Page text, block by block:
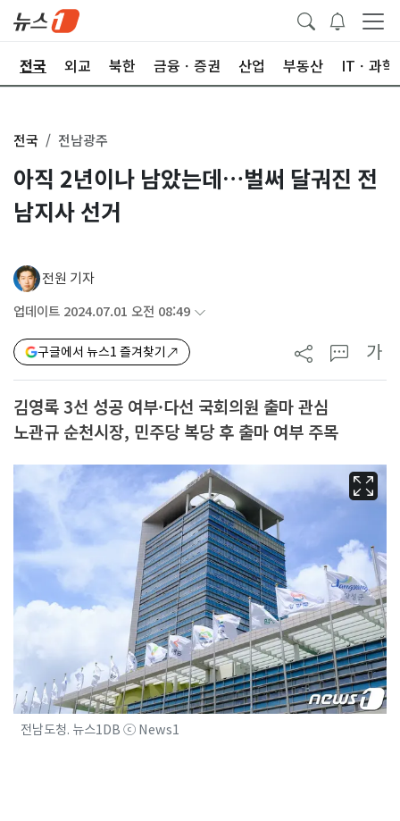
전국 외교 북한 금융ㆍ증권 산업 부동산 ITㆍ과학
전국 전남광주
아직 2년이나 남았는데…벌써 달궈진 전
남지사 선거
전원 기자
업데이트 2024.07.01 오전 08:49
구글에서 뉴스1 즐겨찾기 가
김영록 3선 성공 여부·다선 국회의원 출마 관심
노관규 순천시장, 민주당 복당 후 출마 여부 주목
전남도청. 뉴스1DB ⓒ News1